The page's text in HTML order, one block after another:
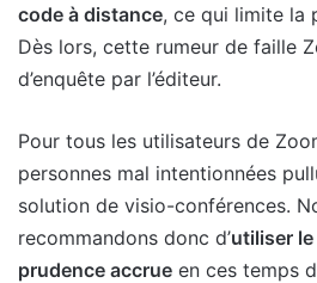
code à distance, ce qui limite la
Dès lors, cette rumeur de faille
d’enquête par l’éditeur.
Pour tous les utilisateurs de
personnes mal intentionnées
solution de visio-conférences.
recommandons donc d’utiliser
prudence accrue en ces temps